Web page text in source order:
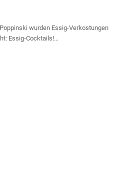
wurden Essig-Verkostungen
Essig-Cocktails!…